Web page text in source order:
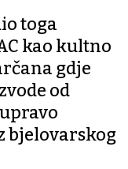
toga
kao kultno
gdje
od
bjelovarskog